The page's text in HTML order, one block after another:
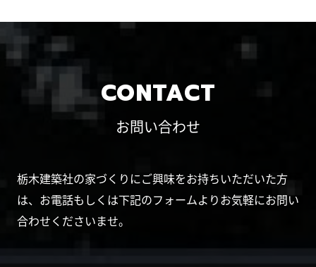
CONTACT
お問い合わせ
栃木建築社の家づくりにご興味をお持ちいただいた方
は、お電話もしくは下記のフォームよりお気軽にお問い
合わせくださいませ。